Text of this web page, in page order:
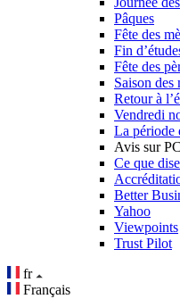
Pâques
Fête des
Fin
Fête des
Saison des
Retour à
Vendredi
La période
Avis sur
Ce que
Better
Yahoo
Viewpoints
Trust Pilot
fr
Français